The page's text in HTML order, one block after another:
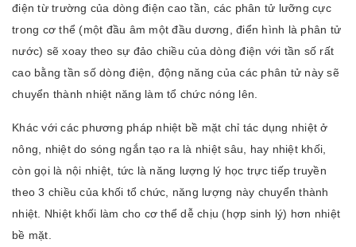
điện từ trường của dòng điện cao tần, các phân tử lưỡng cực
trong cơ thể (một đầu âm một đầu dương, điển hình là phân tử
nước) sẽ xoay theo sự đảo chiều của dòng điện với tần số rất
cao bằng tần số dòng điện, động năng của các phân tử này sẽ
chuyển thành nhiệt năng làm tổ chức nóng lên.
Khác với các phương pháp nhiệt bề mặt chỉ tác dụng nhiệt ở
nông, nhiệt do sóng ngắn tạo ra là nhiệt sâu, hay nhiệt khối,
còn gọi là nội nhiệt, tức là năng lượng lý học trực tiếp truyền
theo 3 chiều của khối tổ chức, năng lượng này chuyển thành
nhiệt. Nhiệt khối làm cho cơ thể dễ chịu (hợp sinh lý) hơn nhiệt
bề mặt.